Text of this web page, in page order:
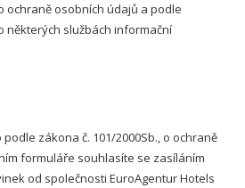
ochraně osobních údajů a podle
některých službách informační
zákona č. 101/2000Sb., o ochraně
formuláře souhlasíte se zasíláním
od společnosti EuroAgentur Hotels